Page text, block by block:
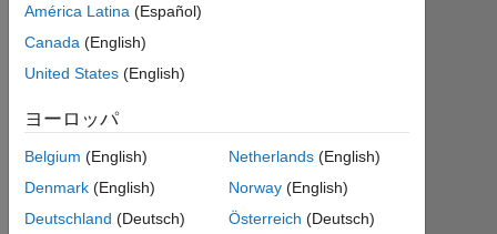
ィ
ブ
Following:
América Latina (Español)
Canada (English)
United States (English)
ヨーロッパ
Belgium (English)
Denmark (English)
Deutschland (Deutsch)
Netherlands (English)
Norway (English)
Österreich (Deutsch)